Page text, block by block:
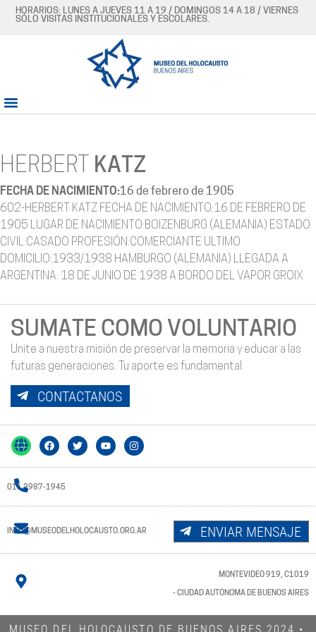
HORARIOS: LUNES A JUEVES 11 A 19 / DOMINGOS 14 A 18 / VIERNES
SÓLO VISITAS INSTITUCIONALES Y ESCOLARES.
HERBERT KATZ
FECHA DE NACIMIENTO:16 de febrero de 1905
602-HERBERT KATZ FECHA DE NACIMIENTO:16 DE FEBRERO DE
1905 LUGAR DE NACIMIENTO:BOIZENBURG (ALEMANIA) ESTADO
CIVIL:CASADO PROFESIÓN:COMERCIANTE ULTIMO
DOMICILIO:1933/1938 HAMBURGO (ALEMANIA) LLEGADA A
ARGENTINA: 18 DE JUNIO DE 1938 A BORDO DEL VAPOR GROIX
SUMATE COMO VOLUNTARIO
Unite a nuestra misión de preservar la memoria y educar a las
futuras generaciones. Tu aporte es fundamental.
CONTACTANOS
011 3987-1945
INFO@MUSEODELHOLOCAUSTO.ORG.AR ENVIAR MENSAJE
MONTEVIDEO 919, C1019
- CIUDAD AUTÓNOMA DE BUENOS AIRES